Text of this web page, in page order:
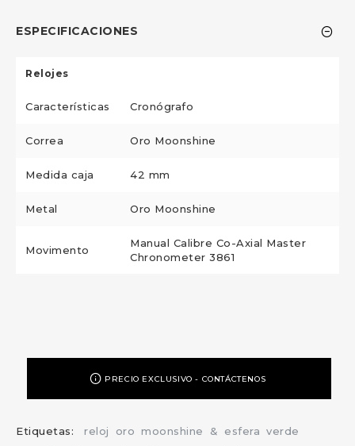
ESPECIFICACIONES
Relojes
Características Cronógrafo
Correa Oro Moonshine
Medida caja 42 mm
Metal Oro Moonshine
Movimento
Manual Calibre Co-Axial Master
Chronometer 3861
PRECIO EXCLUSIVO - CONTÁCTENOS
Etiquetas: reloj oro moonshine & esfera verde